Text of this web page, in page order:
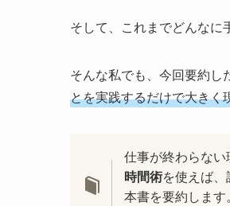
そして、これまでどんなに
そんな私でも、今回要約し
とを実践するだけで大きく
仕事が終わらな
時間術を使えば
本書を要約します。